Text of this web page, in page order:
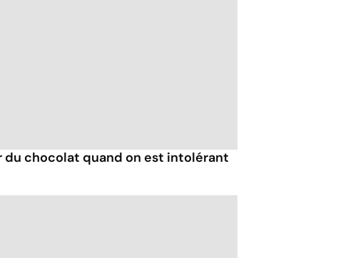
du chocolat quand on est intolérant